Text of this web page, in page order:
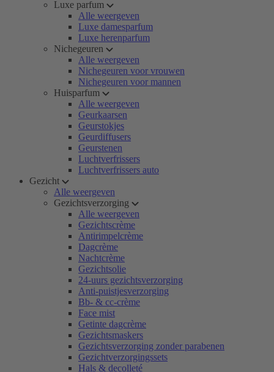
Luxe parfum
Alle weergeven
Luxe damesparfum
Luxe herenparfum
Nichegeuren
Alle weergeven
Nichegeuren voor vrouwen
Nichegeuren voor mannen
Huisparfum
Alle weergeven
Geurkaarsen
Geurstokjes
Geurdiffusers
Geurstenen
Luchtverfrissers
Luchtverfrissers auto
Gezicht
Alle weergeven
Gezichtsverzorging
Alle weergeven
Gezichtscrème
Antirimpelcrème
Dagcrème
Nachtcrème
Gezichtsolie
24-uurs gezichtsverzorging
Anti-puistjesverzorging
Bb- & cc-crème
Face mist
Getinte dagcrème
Gezichtsmaskers
Gezichtsverzorging zonder parabenen
Gezichtverzorgingssets
Hals & decolleté